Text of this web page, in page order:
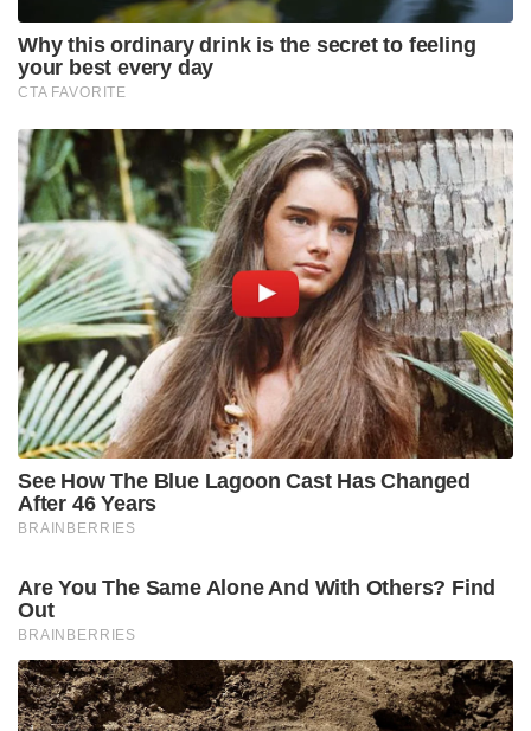
Why this ordinary drink is the secret to feeling
your best every day
CTA FAVORITE
See How The Blue Lagoon Cast Has Changed
After 46 Years
BRAINBERRIES
Are You The Same Alone And With Others? Find
Out
BRAINBERRIES